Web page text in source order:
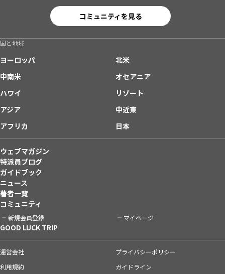
コミュニティを見る
国と地域
ヨーロッパ
北米
中南米
オセアニア
ハワイ
リゾート
アジア
中近東
アフリカ
日本
ウェブマガジン
特派員ブログ
ガイドブック
ニュース
著者一覧
コミュニティ
新規会員登録 マイページ
GOOD LUCK TRIP
運営会社
プライバシーポリシー
利用規約
ガイドライン